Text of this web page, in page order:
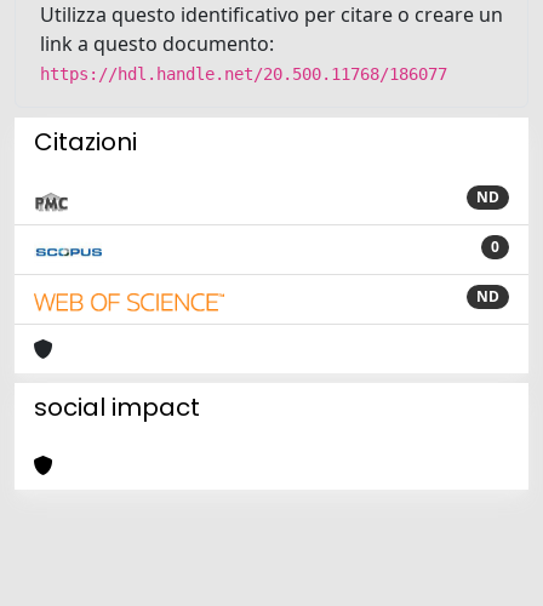
Utilizza questo identificativo per citare o creare un
link a questo documento:
https://hdl.handle.net/20.500.11768/186077
Citazioni
ND
0
ND
social impact